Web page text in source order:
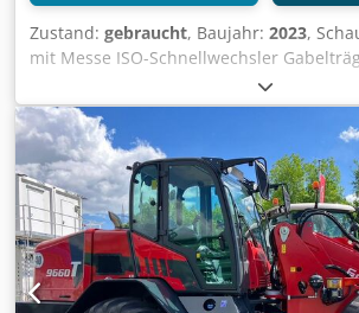
Zustand: gebraucht, Baujahr: 2023,
mit Messe ISO-Schnellwechsler
/ 1.220 langen Gabeln ISO-SW Garantie
Jah o. max. 1000Bh / Powergrab L+ 200
Zettelmeyer 602 DBV (230 bar) L+/XL+
1/ Crjdpfxjtt A Uqj Abiof